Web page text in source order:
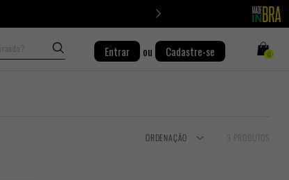
Entrar ou Cadastre-se 0
ORDENAÇÃO 3 PRODUTOS